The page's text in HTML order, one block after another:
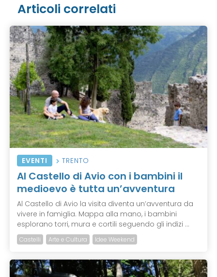
Articoli correlati
EVENTI TRENTO
Al Castello di Avio con i bambini il
medioevo è tutta un’avventura
Al Castello di Avio la visita diventa un’avventura da
vivere in famiglia. Mappa alla mano, i bambini
esplorano torri, mura e cortili seguendo gli indizi ...
Castelli Arte e Cultura Idee Weekend